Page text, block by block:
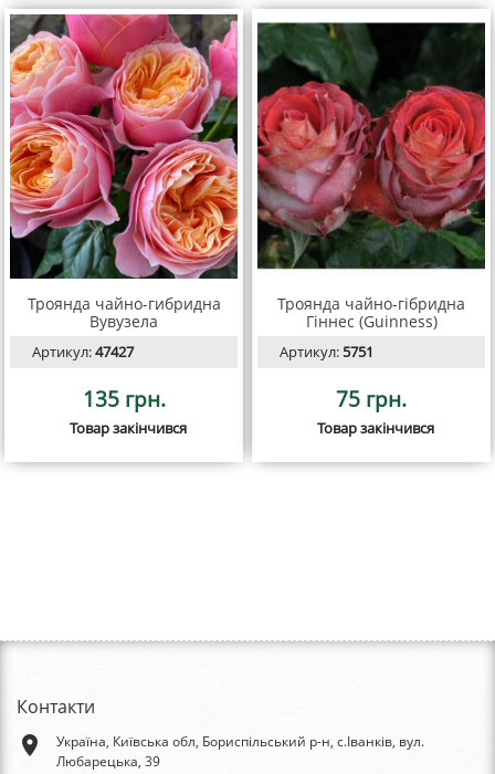
Троянда чайно-гибридна
Вувузела
Артикул:47427
135 грн.
Товар закінчився
Троянда чайно-гібридна
Гіннес (Guinness)
Артикул:5751
75 грн.
Товар закінчився
Контакти
place
Україна, Київська обл, Бориспільський р-н, с.Іванків, вул.
Любарецька, 39